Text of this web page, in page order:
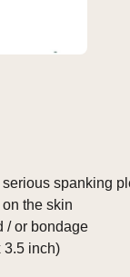
spanking
the skin
/ or bondage
3.5 inch)